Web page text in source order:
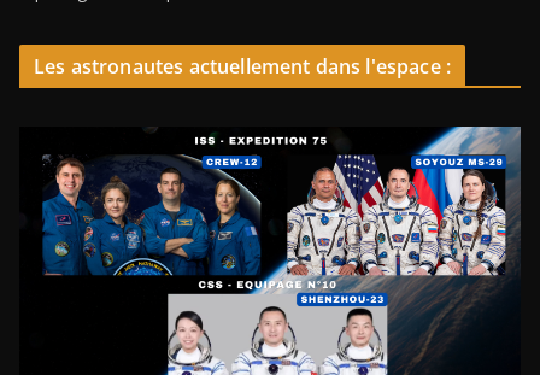
Les astronautes actuellement dans l'espace :